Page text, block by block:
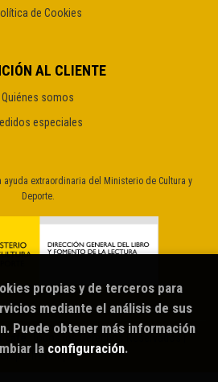
de Cookies
AL CLIENTE
Quiénes somos
especiales
ayuda extraordinaria del Ministerio de Cultura y
Deporte.
Grupo Trevenque
propias y de terceros para
mediante el análisis de sus
Puede obtener más información
la configuración.